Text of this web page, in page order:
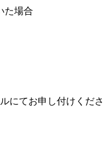
た場合
にてお申し付けくださ